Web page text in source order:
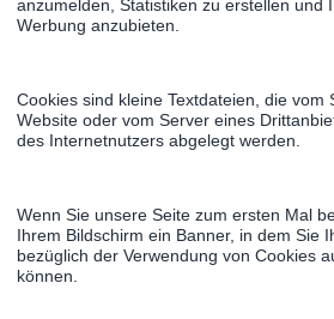
anzumelden, Statistiken zu erstellen und
Werbung anzubieten.
Cookies sind kleine Textdateien, die vom
Website oder vom Server eines
des Internetnutzers abgelegt werden.
Wenn Sie unsere Seite zum ersten Mal
Ihrem Bildschirm ein Banner, in dem Sie
bezüglich der Verwendung von Cookies
können.